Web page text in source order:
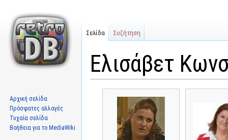
Ελισάβετ
πλοήγηση
αναζήτηση
Σελίδα Συζήτηση
Αρχική σελίδα
Πρόσφατες αλλαγές
Τυχαία σελίδα
Βοήθεια για το MediaWiki